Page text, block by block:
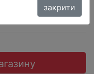
закрити